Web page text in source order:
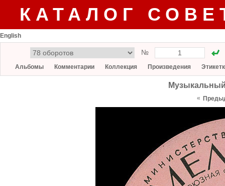
КАТАЛОГ
English
№
Альбомы Комментарии Коллекция Произведения
Музыкальный
«